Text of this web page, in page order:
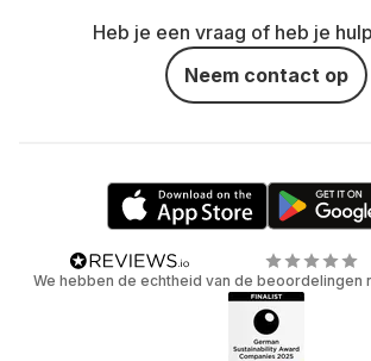
Heb je een vraag of heb je
Neem contact op
We hebben de echtheid van de beoordelingen